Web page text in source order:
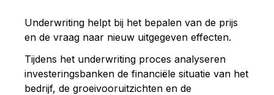
Underwriting helpt bij het bepalen van de prijs
en de vraag naar nieuw uitgegeven effecten.
Tijdens het underwriting proces analyseren
investeringsbanken de financiële situatie van het
bedrijf, de groeivooruitzichten en de